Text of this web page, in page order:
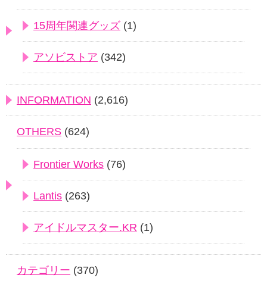
15周年関連グッズ (1)
アソビストア (342)
INFORMATION (2,616)
OTHERS (624)
Frontier Works (76)
Lantis (263)
アイドルマスター.KR (1)
カテゴリー (370)